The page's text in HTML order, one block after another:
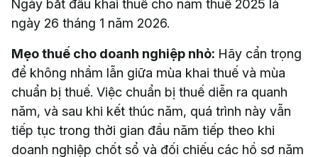
Ngày bắt đầu khai thuế cho năm thuế 2025 là
ngày 26 tháng 1 năm 2026.
Mẹo thuế cho doanh nghiệp nhỏ: Hãy cẩn trọng
để không nhầm lẫn giữa mùa khai thuế và mùa
chuẩn bị thuế. Việc chuẩn bị thuế diễn ra quanh
năm, và sau khi kết thúc năm, quá trình này vẫn
tiếp tục trong thời gian đầu năm tiếp theo khi
doanh nghiệp chốt sổ và đối chiếu các hồ sơ năm